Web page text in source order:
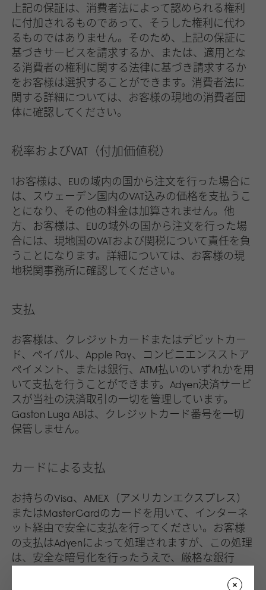
上記の保証は、消費者法によって認められる権利
に付加されるものであって、そうした権利に代わ
るものではありません。そのため、上記の保証に
基づきサービスを請求するか、または、適用とな
る消費者の権利に関する法律に基づき請求するか
をお客様は選択することができます。消費者法に
関する詳細については、お客様の現地の消費者団
体に確認してください。
税率およびVAT（付加価値税）
1お客様は、EUの域内の国から注文を行った場合に
は、スウェーデン国内のVAT込みの価格を支払うこ
とになり、その他の料金は加算されません。他
方、お客様は、EUの域外の国から注文を行った場
合には、現地国のVATおよび関税について責任を負
うことになります。詳細については、お客様の現
地税関事務所に確認してください。
支払
お客様は、クレジットカードまたはデビットカー
ド、ペイパル、Apple Pay、コンビニエンスストア
ペイメント、または銀行、ATM払いのいずれかを用
いて支払を行うことができます。Adyen決済サービ
スが当社の決済取引の一切を管理しています。
Gaston Luga ABは、クレジットカード番号を一切
保管しません。
カードによる支払
お持ちのVisa、AMEX（アメリカンエクスプレス）
またはMasterCardのカードを用いて、インターネ
ット経由で安全に支払を行ってください。お客様
の支払はAdyenによって処理されますが、この処理
は、安全な暗号化を行ったうえで、厳格な銀行